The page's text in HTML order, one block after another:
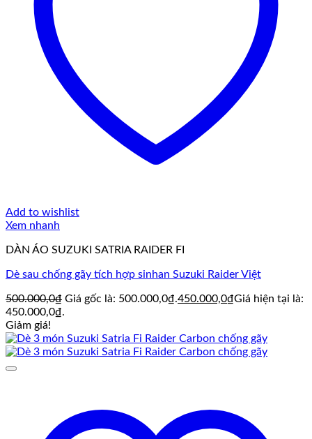
Add to wishlist
Xem nhanh
DÀN ÁO SUZUKI SATRIA RAIDER FI
Dè sau chống gãy tích hợp sinhan Suzuki Raider Việt
500.000,0₫ Giá gốc là: 500.000,0₫.450.000,0₫Giá hiện tại là:
450.000,0₫.
Giảm giá!